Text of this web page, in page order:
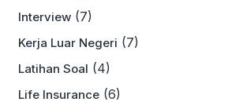
Interview (7)
Kerja Luar Negeri (7)
Latihan Soal (4)
Life Insurance (6)